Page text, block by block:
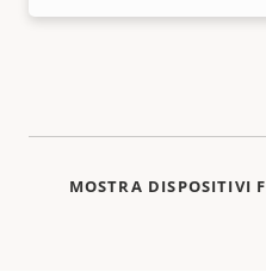
MOSTRA DISPOSITIVI